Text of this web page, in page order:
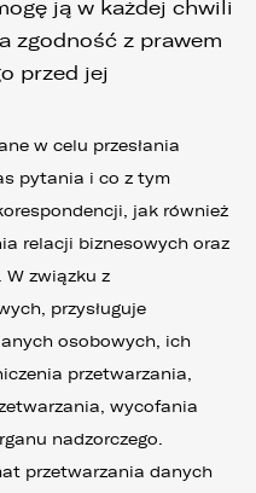
ją w każdej chwili
zgodność z prawem
przed jej
w celu przesłania
pytania i co z tym
jak również
relacji biznesowych oraz
związku z
przysługuje
osobowych, ich
przetwarzania,
wycofania
nadzorczego.
przetwarzania danych